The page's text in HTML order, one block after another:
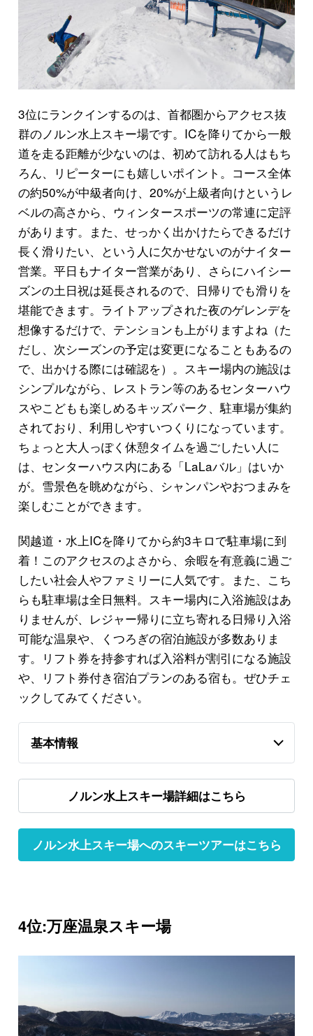
3位にランクインするのは、首都圏からアクセス抜
群のノルン水上スキー場です。ICを降りてから一般
道を走る距離が少ないのは、初めて訪れる人はもち
ろん、リピーターにも嬉しいポイント。コース全体
の約50%が中級者向け、20%が上級者向けというレ
ベルの高さから、ウィンタースポーツの常連に定評
があります。また、せっかく出かけたらできるだけ
長く滑りたい、という人に欠かせないのがナイター
営業。平日もナイター営業があり、さらにハイシー
ズンの土日祝は延長されるので、日帰りでも滑りを
堪能できます。ライトアップされた夜のゲレンデを
想像するだけで、テンションも上がりますよね（た
だし、次シーズンの予定は変更になることもあるの
で、出かける際には確認を）。スキー場内の施設は
シンプルながら、レストラン等のあるセンターハウ
スやこどもも楽しめるキッズパーク、駐車場が集約
されており、利用しやすいつくりになっています。
ちょっと大人っぽく休憩タイムを過ごしたい人に
は、センターハウス内にある「LaLaバル」はいか
が。雪景色を眺めながら、シャンパンやおつまみを
楽しむことができます。
関越道・水上ICを降りてから約3キロで駐車場に到
着！このアクセスのよさから、余暇を有意義に過ご
したい社会人やファミリーに人気です。また、こち
らも駐車場は全日無料。スキー場内に入浴施設はあ
りませんが、レジャー帰りに立ち寄れる日帰り入浴
可能な温泉や、くつろぎの宿泊施設が多数ありま
す。リフト券を持参すれば入浴料が割引になる施設
や、リフト券付き宿泊プランのある宿も。ぜひチェ
ックしてみてください。
基本情報
ノルン水上スキー場詳細はこちら
ノルン水上スキー場へのスキーツアーはこちら
4位:万座温泉スキー場